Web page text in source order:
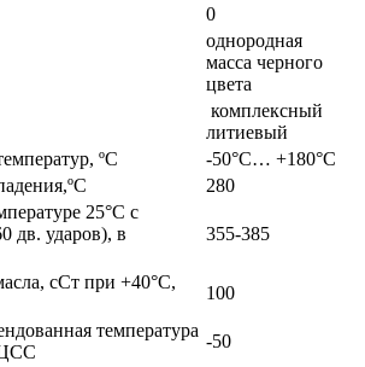
0
однородная
масса черного
цвета
комплексный
литиевый
ºС
-50°С… +180°С
280
25°С с
дв. ударов), в
355-385
сСт при +40°С,
100
температура
-50